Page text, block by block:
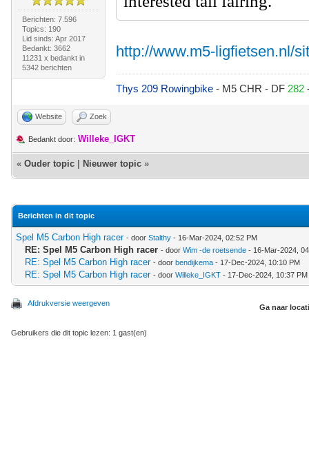
Berichten: 7.596
Topics: 190
Lid sinds: Apr 2017
Bedankt: 3662
11231 x bedankt in
5342 berichten
http://www.m5-ligfietsen.nl/
Thys 209 Rowingbike- M5 CHR - DF 282
Website Zoek
Bedankt door: Willeke_IGKT
« Ouder topic Nieuwer topic »
Berichten in dit topic
Spel M5 Carbon High racer - door Stalthy - 16-Mar-2024, 02:52 PM
RE: Spel M5 Carbon High racer - door Wim -de roetsende - 16-Mar-2024,
RE: Spel M5 Carbon High racer - door bendijkema - 17-Dec-2024, 10:10 PM
RE: Spel M5 Carbon High racer - door Willeke_IGKT - 17-Dec-2024, 10:37 PM
Afdrukversie weergeven Ga naar
Gebruikers die dit topic lezen: 1 gast(en)